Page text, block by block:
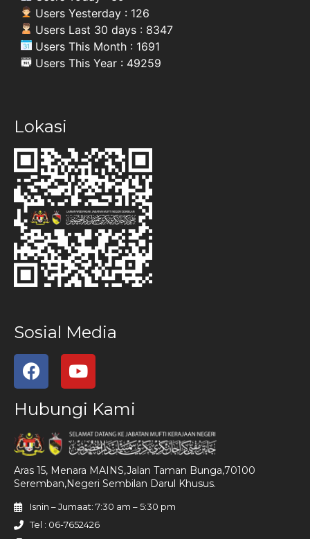
Users Yesterday : 126
Users Last 30 days : 8347
Users This Month : 1691
Users This Year : 49259
Lokasi
Sosial Media
Hubungi Kami
Aras 15, Menara MAINS,Jalan Taman Bunga,70100
Seremban,Negeri Sembilan Darul Khusus.
Isnin – Jumaat: 7:30 am – 5:30 pm
Tel : 06-7652426